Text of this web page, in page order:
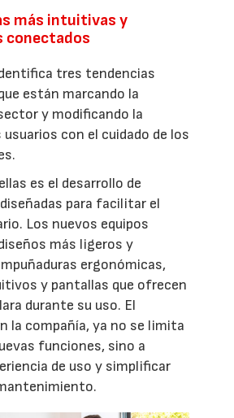
más intuitivas y
conectados
tres tendencias
están marcando la
y modificando la
con el cuidado de los
es el desarrollo de
para facilitar el
Los nuevos equipos
más ligeros y
ergonómicas,
y pantallas que ofrecen
durante su uso. El
la compañía, ya no se limita
funciones, sino a
de uso y simplificar